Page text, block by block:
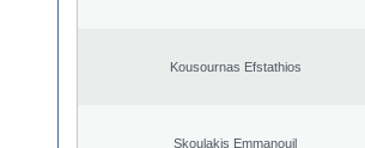
Kousournas Efstathios
Skoulakis Emmanouil